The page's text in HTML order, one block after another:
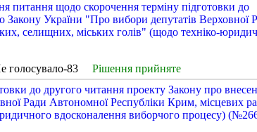
питання щодо скорочення терміну підготовки до
Закону України "Про вибори депутатів Верховної
селищних, міських голів" (щодо техніко-
голосувало-83
Рішення прийняте
до другого читання проекту Закону про
Ради Автономної Республіки Крим, місцевих
вдосконалення виборчого процесу)